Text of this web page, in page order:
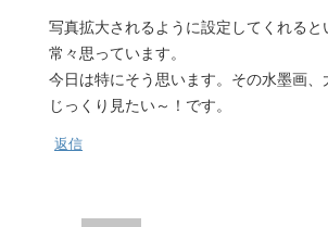
写真拡大されるように設定してくれると
常々思っています。
今日は特にそう思います。その水墨画、
じっくり見たい～！です。
返信